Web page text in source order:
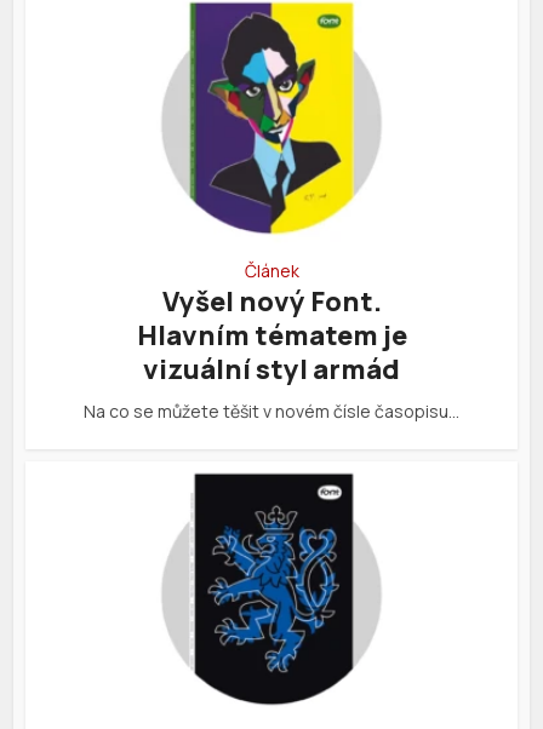
Článek
Vyšel nový Font.
Hlavním tématem je
vizuální styl armád
Na co se můžete těšit v novém čísle časopisu…